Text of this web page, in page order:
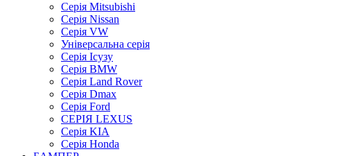
Серія Mitsubishi
Серія Nissan
Серія VW
Універсальна серія
Серія Ісузу
Серія BMW
Серія Land Rover
Серія Dmax
Серія Ford
СЕРІЯ LEXUS
Серія KIA
Серія Honda